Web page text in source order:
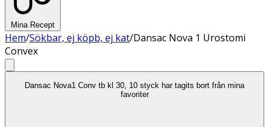
Mina Recept
Hem/Sökbar, ej köpb, ej kat/Dansac Nova 1 Urostomi
Convex
Dansac Nova1 Conv tb kl 30, 10 styck har tagits bort från mina
favoriter